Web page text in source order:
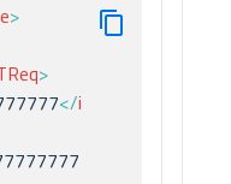
>
>
</i